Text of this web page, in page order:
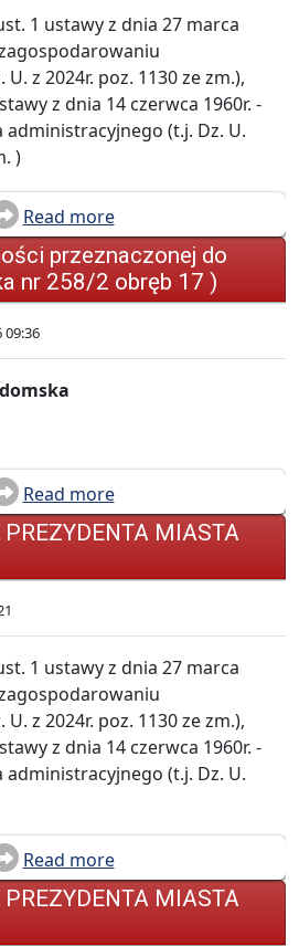
1 ustawy z dnia 27 marca
z 2024r. poz. 1130 ze zm.),
z dnia 14 czerwca 1960r. -
(t.j. Dz. U.
)
Read more
przeznaczonej do
nr 258/2 obręb 17 )
09:36
Read more
MIASTA
1 ustawy z dnia 27 marca
z 2024r. poz. 1130 ze zm.),
z dnia 14 czerwca 1960r. -
(t.j. Dz. U.
Read more
MIASTA